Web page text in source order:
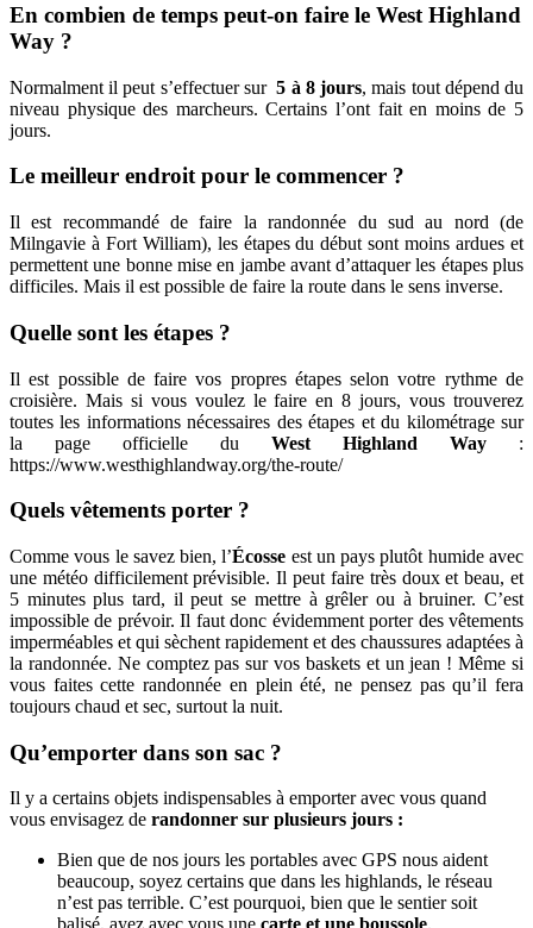
En combien de temps peut-on faire le West Highland
Way ?
Normalment il peut s’effectuer sur 5 à 8 jours, mais tout dépend du
niveau physique des marcheurs. Certains l’ont fait en moins de 5
jours.
Le meilleur endroit pour le commencer ?
Il est recommandé de faire la randonnée du sud au nord (de
Milngavie à Fort William), les étapes du début sont moins ardues et
permettent une bonne mise en jambe avant d’attaquer les étapes plus
difficiles. Mais il est possible de faire la route dans le sens inverse.
Quelle sont les étapes ?
Il est possible de faire vos propres étapes selon votre rythme de
croisière. Mais si vous voulez le faire en 8 jours, vous trouverez
toutes les informations nécessaires des étapes et du kilométrage sur
la page officielle du West Highland Way :
https://www.westhighlandway.org/the-route/
Quels vêtements porter ?
Comme vous le savez bien, l’Écosse est un pays plutôt humide avec
une météo difficilement prévisible. Il peut faire très doux et beau, et
5 minutes plus tard, il peut se mettre à grêler ou à bruiner. C’est
impossible de prévoir. Il faut donc évidemment porter des vêtements
imperméables et qui sèchent rapidement et des chaussures adaptées à
la randonnée. Ne comptez pas sur vos baskets et un jean ! Même si
vous faites cette randonnée en plein été, ne pensez pas qu’il fera
toujours chaud et sec, surtout la nuit.
Qu’emporter dans son sac ?
Il y a certains objets indispensables à emporter avec vous quand
vous envisagez de randonner sur plusieurs jours :
Bien que de nos jours les portables avec GPS nous aident
beaucoup, soyez certains que dans les highlands, le réseau
n’est pas terrible. C’est pourquoi, bien que le sentier soit